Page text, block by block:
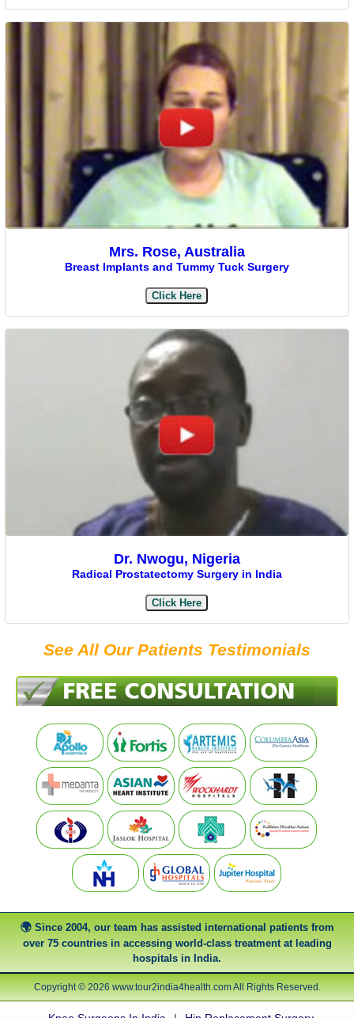
Mrs. Rose, Australia
Breast Implants and Tummy Tuck Surgery
Click Here
Dr. Nwogu, Nigeria
Radical Prostatectomy Surgery in India
Click Here
See All Our Patients Testimonials
Since 2004, our team has assisted international patients from
over 75 countries in accessing world-class treatment at leading
hospitals in India.
Copyright © 2026 www.tour2india4health.com All Rights Reserved.